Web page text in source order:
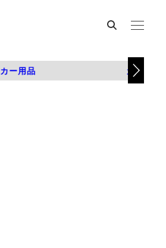
カー用品 カスタム